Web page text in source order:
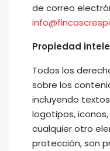
de correo
Propiedad
Todos los
sobre los
incluyendo
logotipos,
cualquier otro
protección, son